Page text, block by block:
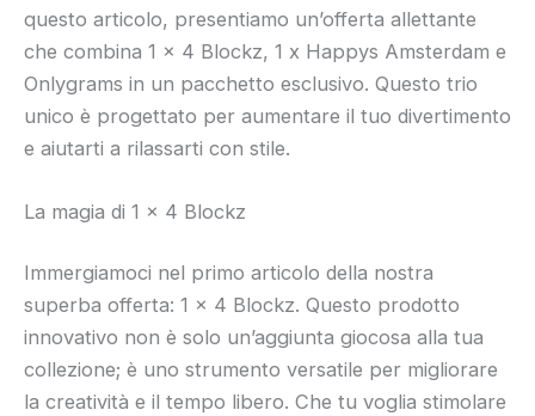
questo articolo, presentiamo un’offerta allettante
che combina 1 x 4 Blockz, 1 x Happys Amsterdam e
Onlygrams in un pacchetto esclusivo. Questo trio
unico è progettato per aumentare il tuo divertimento
e aiutarti a rilassarti con stile.
La magia di 1 x 4 Blockz
Immergiamoci nel primo articolo della nostra
superba offerta: 1 x 4 Blockz. Questo prodotto
innovativo non è solo un’aggiunta giocosa alla tua
collezione; è uno strumento versatile per migliorare
la creatività e il tempo libero. Che tu voglia stimolare